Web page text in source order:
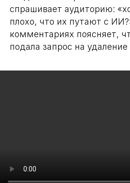
спрашивает аудиторию:
плохо, что их путают с
комментариях поясняет,
подала запрос на